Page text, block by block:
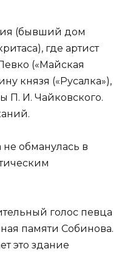
(бывший дом
где артист
(«Майская
князя («Русалка»),
П. И. Чайковского.
обманулась в
голос певца
памяти Собинова.
это здание